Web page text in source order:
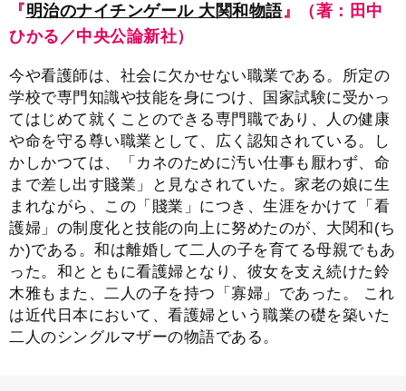
『明治のナイチンゲール 大関和物語』（著：田中
ひかる／中央公論新社）
今や看護師は、社会に欠かせない職業である。所定の
学校で専門知識や技能を身につけ、国家試験に受かっ
てはじめて就くことのできる専門職であり、人の健康
や命を守る尊い職業として、広く認知されている。し
かしかつては、「カネのために汚い仕事も厭わず、命
まで差し出す賤業」と見なされていた。家老の娘に生
まれながら、この「賤業」につき、生涯をかけて「看
護婦」の制度化と技能の向上に努めたのが、大関和(ち
か)である。和は離婚して二人の子を育てる母親でもあ
った。和とともに看護婦となり、彼女を支え続けた鈴
木雅もまた、二人の子を持つ「寡婦」であった。 これ
は近代日本において、看護婦という職業の礎を築いた
二人のシングルマザーの物語である。